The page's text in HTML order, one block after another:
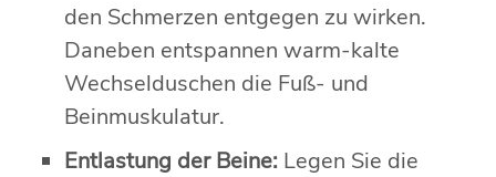
den Schmerzen entgegen zu wirken.
Daneben entspannen warm-kalte
Wechselduschen die Fuß- und
Beinmuskulatur.
Entlastung der Beine: Legen Sie die